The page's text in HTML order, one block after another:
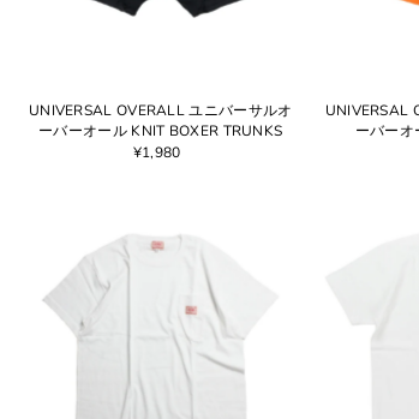
UNIVERSAL OVERALL ユニバーサルオ
ーバーオール KNIT BOXER TRUNKS
¥1,980
UNIVERSAL
ーバー